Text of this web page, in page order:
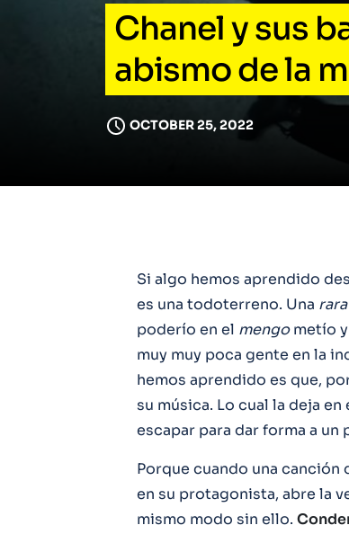
Chanel y sus
abismo de la
OCTOBER 25, 2022
Si algo hemos aprendido
es una todoterreno. Una
poderío en el mengometío y
muy muy poca gente en la
hemos aprendido es que,
su música. Lo cual la deja
escapar para dar forma a
Porque cuando una canción
en su protagonista, abre la
mismo modo sin ello.